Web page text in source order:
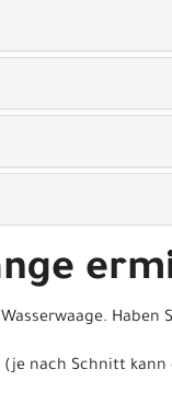
Haben
nach Schnitt